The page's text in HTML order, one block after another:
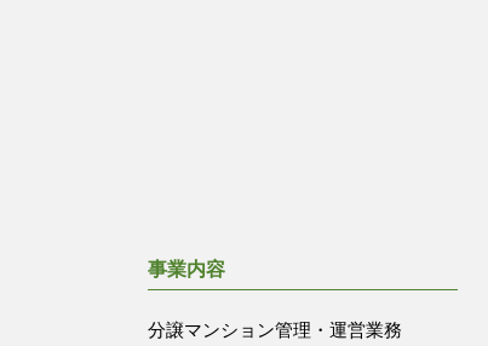
事業内容
分譲マンション管理・運営業務